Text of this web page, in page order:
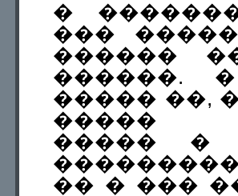
�
���
������
������.
����� ��,
�����
����� �
�� � ���